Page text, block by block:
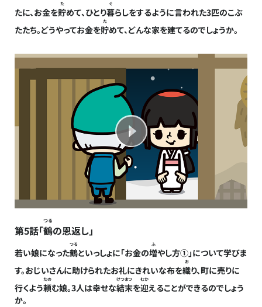
たに、お金を貯
た
めて、ひとり暮
ぐ
らしをするように言われた3匹のこぶ
たたち。どうやってお金を貯
た
めて、どんな家を建てるのでしょうか。
第5話「鶴
つる
の恩返し」
若い娘になった鶴
つる
といっしょに「お金の増
ふ
やし方①」について学びま
す。おじいさんに助けられたお礼にきれいな布を織
お
り、町に売りに
行くよう頼
たの
む娘。3人は幸せな結末
けつまつ
を迎
むか
えることができるのでしょう
か。